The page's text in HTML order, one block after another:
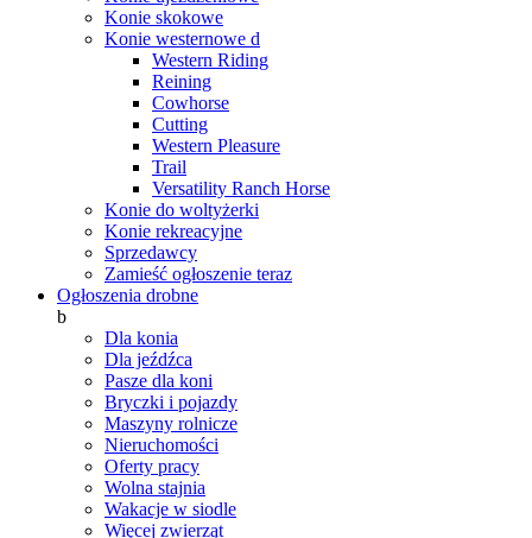
Konie skokowe
Konie westernowe d
Western Riding
Reining
Cowhorse
Cutting
Western Pleasure
Trail
Versatility Ranch Horse
Konie do woltyżerki
Konie rekreacyjne
Sprzedawcy
Zamieść ogłoszenie teraz
Ogłoszenia drobne
b
Dla konia
Dla jeźdźca
Pasze dla koni
Bryczki i pojazdy
Maszyny rolnicze
Nieruchomości
Oferty pracy
Wolna stajnia
Wakacje w siodle
Więcej zwierząt